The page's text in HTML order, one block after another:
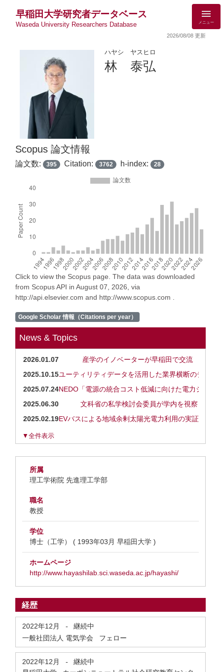
早稲田大学研究者データベース
Waseda University Researchers Database メニュー
2026/08/08 更新
ハヤシ ヤスヒロ
林 泰弘
Scopus 論文情報
論文数: 395 Citation: 3762 h-index: 28
Click to view the Scopus page. The data was downloaded
from Scopus API in August 07, 2026, via
http://api.elsevier.com and http://www.scopus.com .
Google Scholar 情報（Citations per year）
News & Topics
2026.01.07
産学のイノベーターが早稲田で交流
2025.10.15ユーティリティデータを活用した業界横断のデータ
2025.07.24NEDO「電源の統合コスト低減に向けた電力シス
2025.06.30
文科省の私学検討会委員が学内を視察
2025.02.19EVバスによる地域余剰太陽光電力利用の実証実験開
▼全件表示
所属
理工学術院 先進理工学部
職名
教授
学位
博士（工学） ( 1993年03月 早稲田大学 )
ホームページ
http://www.hayashilab.sci.waseda.ac.jp/hayashi/
経歴
2022年12月 -
継続中
一般社団法人 電気学会 フェロー
2022年12月 -
継続中